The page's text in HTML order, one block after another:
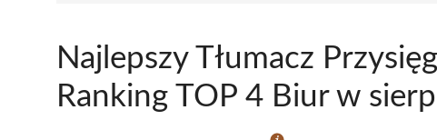
Najlepszy Tłumacz
Ranking TOP 4 Biur w